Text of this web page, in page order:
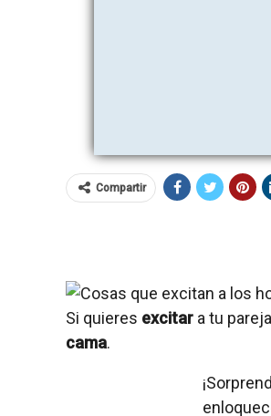
Compartir
Si quieres excitar a tu
cama.